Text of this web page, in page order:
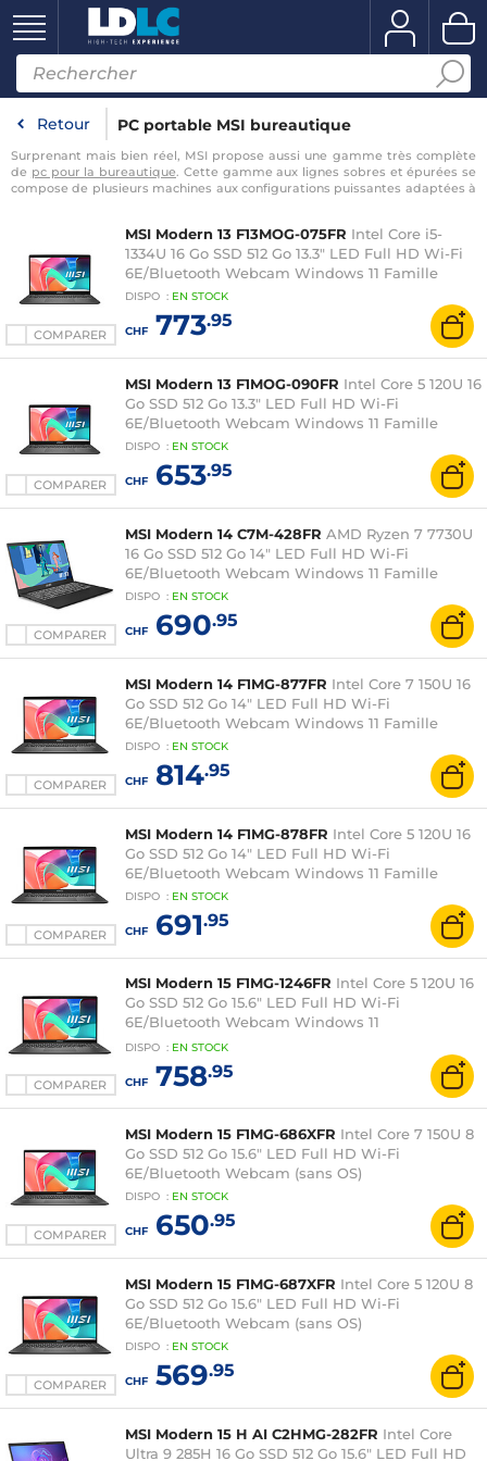
Retour PC portable MSI bureautique
Surprenant mais bien réel, MSI propose aussi une gamme très complète
de pc pour la bureautique. Cette gamme aux lignes sobres et épurées se
compose de plusieurs machines aux configurations puissantes adaptées à
sans ralentissements ! Puissance, élégance, mobilité, équipez-vous
comme un pro avec notre sélection d’ ordinateurs portables MSI!
COMPARER
MSI Modern 13 F13MOG-075FR Intel Core i5-
1334U 16 Go SSD 512 Go 13.3" LED Full HD Wi-Fi
6E/Bluetooth Webcam Windows 11 Famille
DISPO : EN STOCK
CHF773.95
COMPARER
MSI Modern 13 F1MOG-090FR Intel Core 5 120U 16
Go SSD 512 Go 13.3" LED Full HD Wi-Fi
6E/Bluetooth Webcam Windows 11 Famille
DISPO : EN STOCK
CHF653.95
COMPARER
MSI Modern 14 C7M-428FR AMD Ryzen 7 7730U
16 Go SSD 512 Go 14" LED Full HD Wi-Fi
6E/Bluetooth Webcam Windows 11 Famille
DISPO : EN STOCK
CHF690.95
COMPARER
MSI Modern 14 F1MG-877FR Intel Core 7 150U 16
Go SSD 512 Go 14" LED Full HD Wi-Fi
6E/Bluetooth Webcam Windows 11 Famille
DISPO : EN STOCK
CHF814.95
COMPARER
MSI Modern 14 F1MG-878FR Intel Core 5 120U 16
Go SSD 512 Go 14" LED Full HD Wi-Fi
6E/Bluetooth Webcam Windows 11 Famille
DISPO : EN STOCK
CHF691.95
COMPARER
MSI Modern 15 F1MG-1246FR Intel Core 5 120U 16
Go SSD 512 Go 15.6" LED Full HD Wi-Fi
6E/Bluetooth Webcam Windows 11
Professionnel
DISPO : EN STOCK
CHF758.95
COMPARER
MSI Modern 15 F1MG-686XFR Intel Core 7 150U 8
Go SSD 512 Go 15.6" LED Full HD Wi-Fi
6E/Bluetooth Webcam (sans OS)
DISPO : EN STOCK
CHF650.95
COMPARER
MSI Modern 15 F1MG-687XFR Intel Core 5 120U 8
Go SSD 512 Go 15.6" LED Full HD Wi-Fi
6E/Bluetooth Webcam (sans OS)
DISPO : EN STOCK
CHF569.95
MSI Modern 15 H AI C2HMG-282FR Intel Core
Ultra 9 285H 16 Go SSD 512 Go 15.6" LED Full HD